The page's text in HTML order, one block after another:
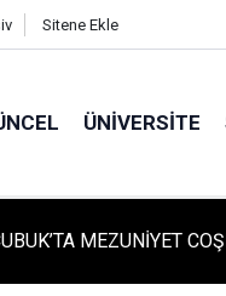
Sitene Ekle
ÜNIVERSITE
ÇUBUK'TA TARİHİ GÜN:
ATILDI